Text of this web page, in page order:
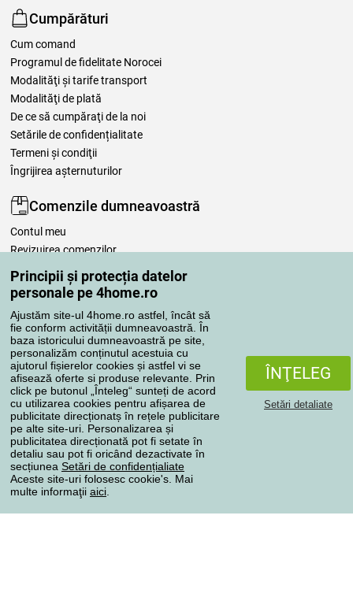
Principii și protecția datelor
personale pe 4home.ro
Ajustăm site-ul 4home.ro astfel, încât să
fie conform activității dumneavoastră. În
baza istoricului dumneavoastră pe site,
personalizăm conținutul acestuia cu
ajutorul fișierelor cookies și astfel vi se
afisează oferte si produse relevante. Prin
click pe butonul „Înteleg“ sunteți de acord
cu utilizarea cookies pentru afișarea de
publicitate direcționatș în rețele publicitare
pe alte site-uri. Personalizarea și
publicitatea direcționată pot fi setate în
detaliu sau pot fi oricând dezactivate în
secțiunea Setări de confidențialiate
Aceste site-uri folosesc cookie's. Mai
multe informaţii aici
ÎNŢELEG
Setări detaliate
Cumpărături
Cum comand
Programul de fidelitate Norocei
Modalităţi şi tarife transport
Modalităţi de plată
De ce să cumpăraţi de la noi
Setările de confidențialitate
Termeni şi condiţii
Îngrijirea așternuturilor
Comenzile dumneavoastră
Contul meu
Revizuirea comenzilor
Reclamaţii
Retragere de la contract
Regulile de procesare a recenziilor
Metode de transport
Metode de plată
Magazin de încredere